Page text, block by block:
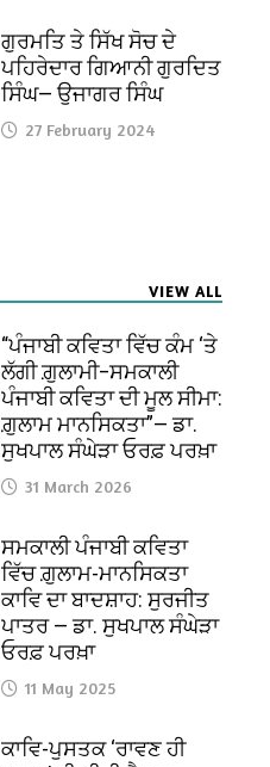
ਗੁਰਮਤਿ ਤੇ ਸਿੱਖ ਸੋਚ ਦੇ
ਪਹਿਰੇਦਾਰ ਗਿਆਨੀ ਗੁਰਦਿਤ
ਸਿੰਘ— ਉਜਾਗਰ ਸਿੰਘ
27 February 2024
VIEW ALL
“ਪੰਜਾਬੀ ਕਵਿਤਾ ਵਿੱਚ ਕੰਮ ‘ਤੇ
ਲੱਗੀ ਗ਼ੁਲਾਮੀ–ਸਮਕਾਲੀ
ਪੰਜਾਬੀ ਕਵਿਤਾ ਦੀ ਮੂਲ ਸੀਮਾ:
ਗ਼ੁਲਾਮ ਮਾਨਸਿਕਤਾ”— ਡਾ.
ਸੁਖਪਾਲ ਸੰਘੇੜਾ ਓਰਫ਼ ਪਰਖ਼ਾ
31 March 2026
ਸਮਕਾਲੀ ਪੰਜਾਬੀ ਕਵਿਤਾ
ਵਿੱਚ ਗ਼ੁਲਾਮ-ਮਾਨਸਿਕਤਾ
ਕਾਵਿ ਦਾ ਬਾਦਸ਼ਾਹ: ਸੁਰਜੀਤ
ਪਾਤਰ — ਡਾ. ਸੁਖਪਾਲ ਸੰਘੇੜਾ
ਓਰਫ਼ ਪਰਖ਼ਾ
11 May 2025
ਕਾਵਿ-ਪੁਸਤਕ ‘ਰਾਵਣ ਹੀ